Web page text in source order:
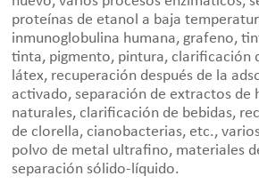
proteínas de etanol a baja
inmunoglobulina humana, grafeno,
tinta, pigmento, pintura, clarificación
látex, recuperación después de la
activado, separación de extractos de
naturales, clarificación de bebidas,
de clorella, cianobacterias, etc.,
polvo de metal ultrafino, materiales
separación sólido-líquido.